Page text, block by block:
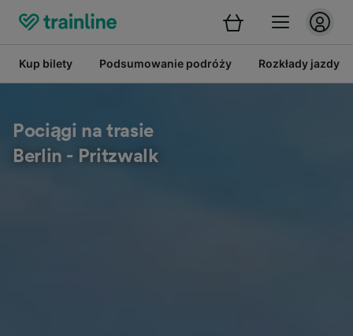
Kup bilety Podsumowanie podróży Rozkłady jazdy
Pociągi na trasie
Berlin - Pritzwalk